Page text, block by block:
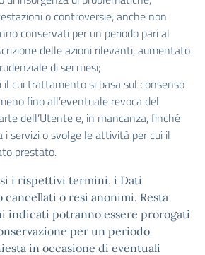
o controversie, anche non
conservati per un periodo pari al
delle azioni rilevanti, aumentato
di sei mesi;
il cui trattamento si basa sul consenso
fino all’eventuale revoca del
dell’Utente e, in mancanza, finché
i servizi o svolge le attività per cui il
prestato.
i rispettivi termini, i Dati
cancellati o resi anonimi. Resta
indicati potranno essere prorogati
per un periodo
in occasione di eventuali